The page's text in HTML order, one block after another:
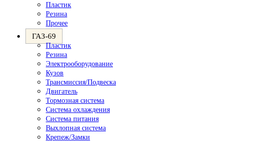
Пластик
Резина
Прочее
ГАЗ-69
Пластик
Резина
Электрооборудование
Кузов
Трансмиссия/Подвеска
Двигатель
Тормозная система
Система охлаждения
Система питания
Выхлопная система
Крепеж/Замки